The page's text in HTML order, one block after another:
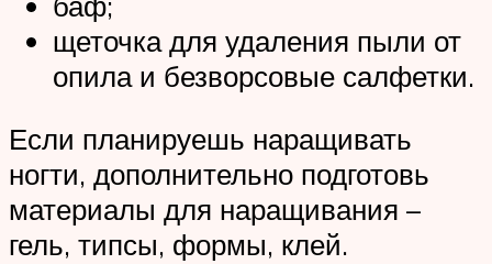
щеточка для удаления пыли от
опила и безворсовые салфетки.
Если планируешь наращивать
ногти, дополнительно подготовь
материалы для наращивания –
гель, типсы, формы, клей.